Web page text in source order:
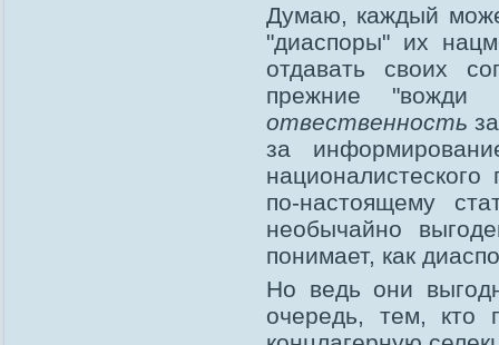
Думаю, каждый
"диаспоры" их
отдавать своих
прежние
отвественность
за
по-настоящему
необычайно
понимает, как
Но ведь они
очередь, тем, кто